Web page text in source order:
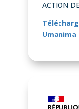
ACTION
Umanima